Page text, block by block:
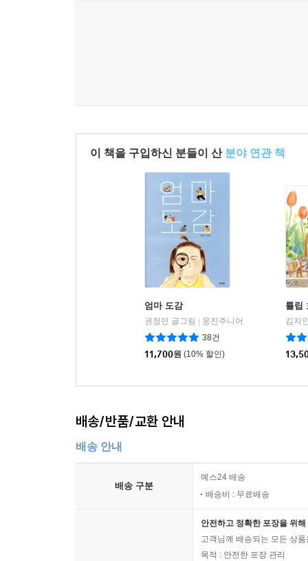
이 책을 구입하신 분들이 산 분야 연관 책
엄마 도감
권정민 글그림
웅진주니어
38건
11,700원 (10% 할인)
튤립
김지
배송/반품/교환 안내
배송 안내
배송 구분
예스24 배송
배송비 : 무료배송
안전하고 정확한 포장을 위
고객님께 배송되는 모든 상
목적 : 안전한 포장 관리